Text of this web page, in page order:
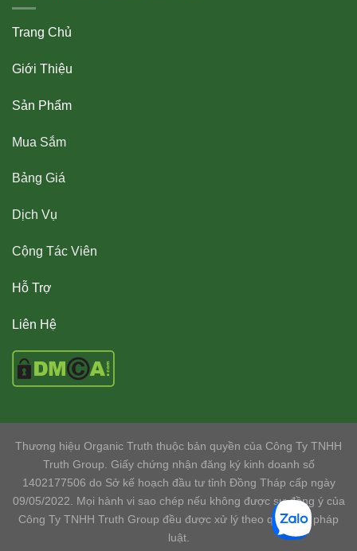
Trang Chủ
Giới Thiệu
Sản Phẩm
Mua Sắm
Bảng Giá
Dịch Vụ
Cộng Tác Viên
Hỗ Trợ
Liên Hệ
Thương hiệu Organic Truth thuộc bản quyền của Công Ty TNHH
Truth Group. Giấy chứng nhận đăng ký kinh doanh số
1402177506 do Sở kế hoạch đầu tư tỉnh Đồng Tháp cấp ngày
09/05/2022. Mọi hành vi sao chép nếu không được sự đồng ý của
Công Ty TNHH Truth Group đều được xử lý theo quy định pháp
luật.